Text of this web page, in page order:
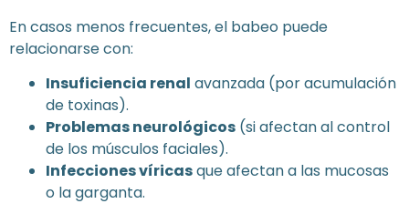
En casos menos frecuentes, el babeo puede
relacionarse con:
Insuficiencia renal avanzada (por acumulación
de toxinas).
Problemas neurológicos (si afectan al control
de los músculos faciales).
Infecciones víricasque afectan a las mucosas
o la garganta.